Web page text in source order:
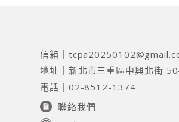
信箱｜
地址｜ 新北市三重區中興北街
電話｜ 02-8512-1374
聯絡我們